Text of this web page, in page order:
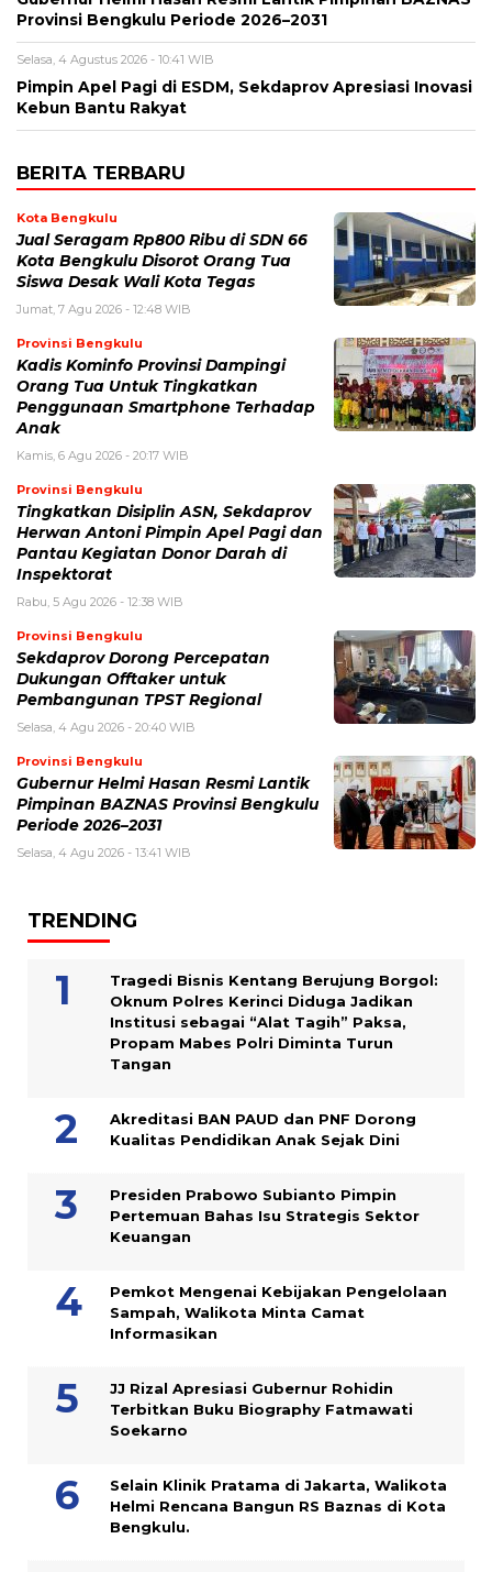
Provinsi Bengkulu Periode 2026–2031
Selasa, 4 Agustus 2026 - 10:41 WIB
Pimpin Apel Pagi di ESDM, Sekdaprov Apresiasi Inovasi
Kebun Bantu Rakyat
BERITA TERBARU
Kota Bengkulu
Jual Seragam Rp800 Ribu di SDN 66
Kota Bengkulu Disorot Orang Tua
Siswa Desak Wali Kota Tegas
Jumat, 7 Agu 2026 - 12:48 WIB
Provinsi Bengkulu
Kadis Kominfo Provinsi Dampingi
Orang Tua Untuk Tingkatkan
Penggunaan Smartphone Terhadap
Anak
Kamis, 6 Agu 2026 - 20:17 WIB
Provinsi Bengkulu
Tingkatkan Disiplin ASN, Sekdaprov
Herwan Antoni Pimpin Apel Pagi dan
Pantau Kegiatan Donor Darah di
Inspektorat
Rabu, 5 Agu 2026 - 12:38 WIB
Provinsi Bengkulu
Sekdaprov Dorong Percepatan
Dukungan Offtaker untuk
Pembangunan TPST Regional
Selasa, 4 Agu 2026 - 20:40 WIB
Provinsi Bengkulu
Gubernur Helmi Hasan Resmi Lantik
Pimpinan BAZNAS Provinsi Bengkulu
Periode 2026–2031
Selasa, 4 Agu 2026 - 13:41 WIB
TRENDING
Tragedi Bisnis Kentang Berujung Borgol:
Oknum Polres Kerinci Diduga Jadikan
Institusi sebagai “Alat Tagih” Paksa,
Propam Mabes Polri Diminta Turun
Tangan
Akreditasi BAN PAUD dan PNF Dorong
Kualitas Pendidikan Anak Sejak Dini
Presiden Prabowo Subianto Pimpin
Pertemuan Bahas Isu Strategis Sektor
Keuangan
Pemkot Mengenai Kebijakan Pengelolaan
Sampah, Walikota Minta Camat
Informasikan
JJ Rizal Apresiasi Gubernur Rohidin
Terbitkan Buku Biography Fatmawati
Soekarno
Selain Klinik Pratama di Jakarta, Walikota
Helmi Rencana Bangun RS Baznas di Kota
Bengkulu.